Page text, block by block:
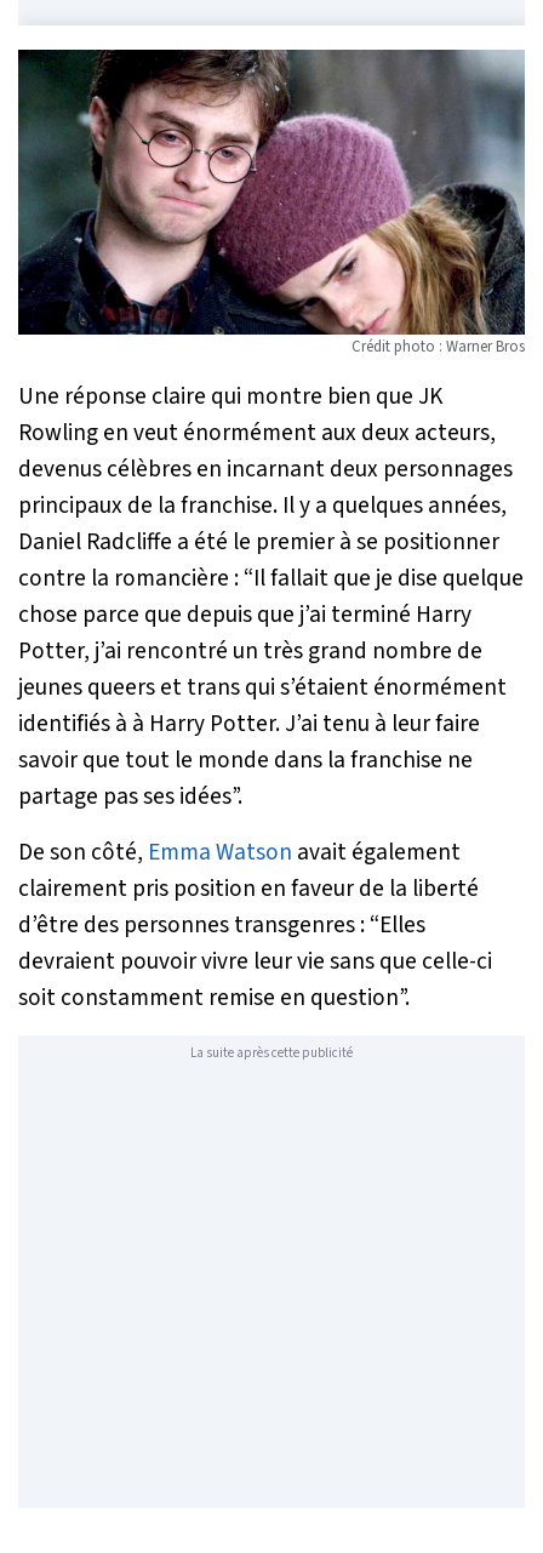
Crédit photo : Warner Bros
Une réponse claire qui montre bien que JK
Rowling en veut énormément aux deux acteurs,
devenus célèbres en incarnant deux personnages
principaux de la franchise. Il y a quelques années,
Daniel Radcliffe a été le premier à se positionner
contre la romancière :“Il fallait que je dise quelque
chose parce que depuis que j’ai terminé Harry
Potter, j’ai rencontré un très grand nombre de
jeunes queers et trans qui s’étaient énormément
identifiés à à Harry Potter. J’ai tenu à leur faire
savoir que tout le monde dans la franchise ne
partage pas ses idées”.
De son côté, Emma Watson avait également
clairement pris position en faveur de la liberté
d’être des personnes transgenres :“Elles
devraient pouvoir vivre leur vie sans que celle-ci
soit constamment remise en question”.
La suite après cette publicité